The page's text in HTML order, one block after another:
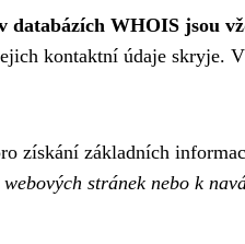
databázích WHOIS jsou
kontaktní údaje skryje.
získání základních
stránek nebo k